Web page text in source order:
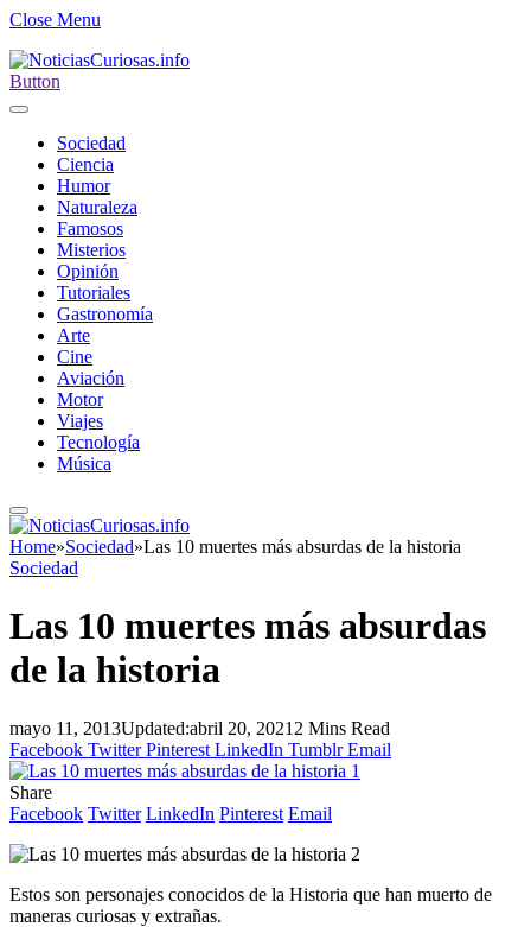
Close Menu
Button
Sociedad
Ciencia
Humor
Naturaleza
Famosos
Misterios
Opinión
Tutoriales
Gastronomía
Arte
Cine
Aviación
Motor
Viajes
Tecnología
Música
Home»Sociedad»Las 10 muertes más absurdas de la historia
Sociedad
Las 10 muertes más absurdas
de la historia
mayo 11, 2013Updated:abril 20, 2021 2 Mins Read
Facebook Twitter Pinterest LinkedIn Tumblr Email
Share
Facebook Twitter LinkedIn Pinterest Email
Estos son personajes conocidos de la Historia que han muerto de
maneras curiosas y extrañas.